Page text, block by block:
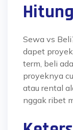
Sewa vs
dapet
term, beli
proyeknya
atau rental
nggak ribet